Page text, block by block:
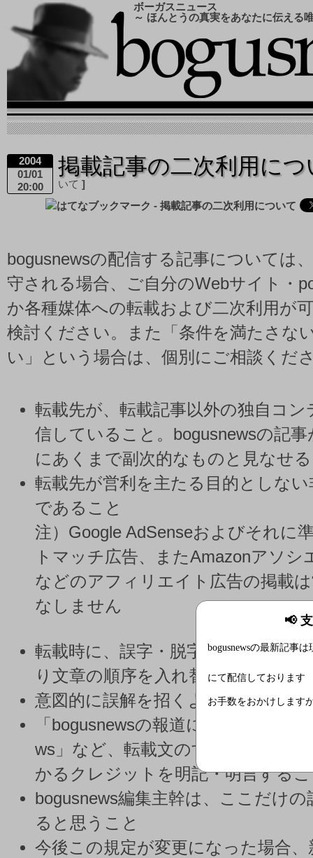
📢
bogusnewsの最新記事は
にて配信しております
お手数をおかけします
ボーガスニュース
～ ほんとうの真実をあなたに伝える
2004
01/01
20:00
掲載記事の二次利用に
いて
bogusnewsの配信する記事については
守される場合、ご自分のWebサイト・
か各種媒体への転載および二次利用が
検討ください。また「条件を満たさな
い」という場合は、個別にご相談くだ
転載先が、転載記事以外の独自コ
信していること。bogusnewsの記
にあくまで副次的なものと見なせ
転載先が営利を主たる目的としな
であること
注）Google AdSenseおよびそれに
トマッチ広告、またAmazonアソ
などのアフィリエイト広告の掲載
なしません
転載時に、誤字・脱字などを除く
り文章の順序を入れ替えたりしな
意図的に誤解を招くような部分的
「bogusnewsの報道によると」「
ws」など、転載文のすぐ近くに配
かるクレジットを明記・明言する
bogusnews編集主幹は、ここだけ
ると思うこと
今後この規定が変更になった場合